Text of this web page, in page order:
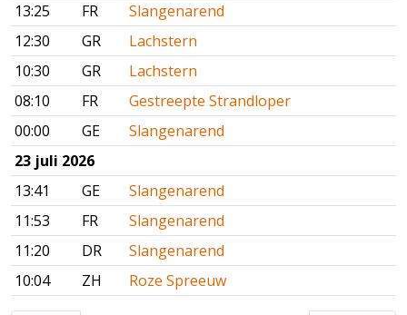
13:25
FR
Slangenarend
12:30
GR
Lachstern
10:30
GR
Lachstern
08:10
FR
Gestreepte Strandloper
00:00
GE
Slangenarend
23 juli 2026
13:41
GE
Slangenarend
11:53
FR
Slangenarend
11:20
DR
Slangenarend
10:04
ZH Roze Spreeuw